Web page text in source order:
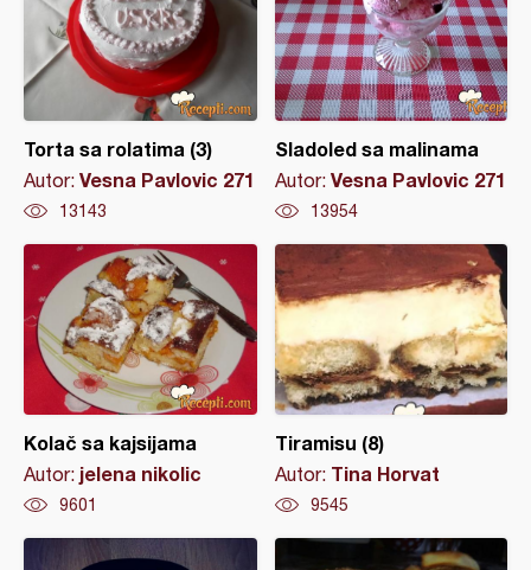
Torta sa rolatima (3)
Autor: Vesna Pavlovic 271
13143
Sladoled sa malinama
Autor: Vesna Pavlovic 271
13954
Kolač sa kajsijama
Autor: jelena nikolic
9601
Tiramisu (8)
Autor: Tina Horvat
9545